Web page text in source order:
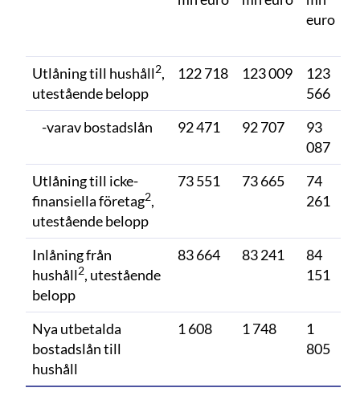
euro
Utlåning till hushåll2,
utestående belopp
122 718 123 009
123
566
-varav bostadslån 92 471 92 707
93
087
Utlåning till icke-
finansiella företag2,
utestående belopp
73 551 73 665
74
261
Inlåning från
hushåll2, utestående
belopp
83 664 83 241
84
151
Nya utbetalda
bostadslån till
hushåll
1 608 1 748
1
805